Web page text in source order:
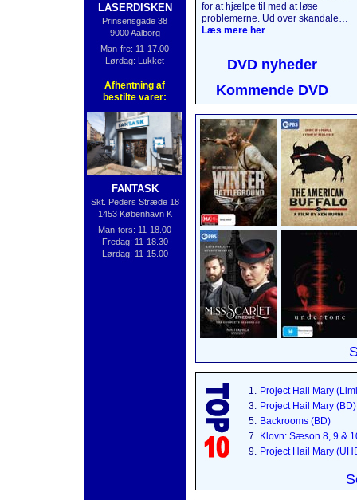
LASERDISKEN
Prinsensgade 38
9000 Aalborg
Man-fre: 11-17.00
Lørdag: Lukket
Afhentning af
bestilte varer:
FANTASK
Skt. Peders Stræde 18
1453 København K
Man-tors: 11-18.00
Fredag: 11-18.30
Lørdag: 11-15.00
for at hjælpe til med at løse
problemerne. Ud over skandalen
må det umage par også forholde
assistent Emily Charltons nye
luksusindustrien. Alle spillerne fra
den første film er tilbage i deres
legendariske roller.Læs mere
her....
Læs mere her
DVD nyheder
Kommende DVD
1. Project Hail Mary
3. Project Hail Mary (BD)
5. Backrooms (BD)
7. Klovn: Sæson 8, 9 &
9. Project Hail Mary